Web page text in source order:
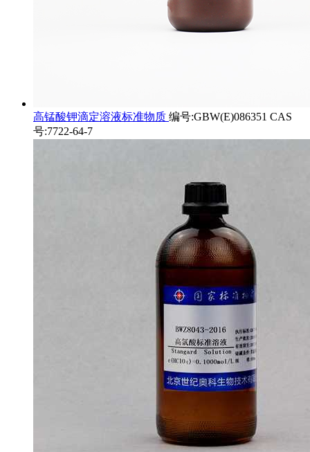
高锰酸钾滴定溶液标准物质 编号:GBW(E)086351 CAS
号:7722-64-7